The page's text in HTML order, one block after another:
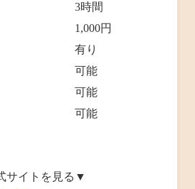
3時間
1,000円
有り
可能
可能
可能
サイトを見る▼